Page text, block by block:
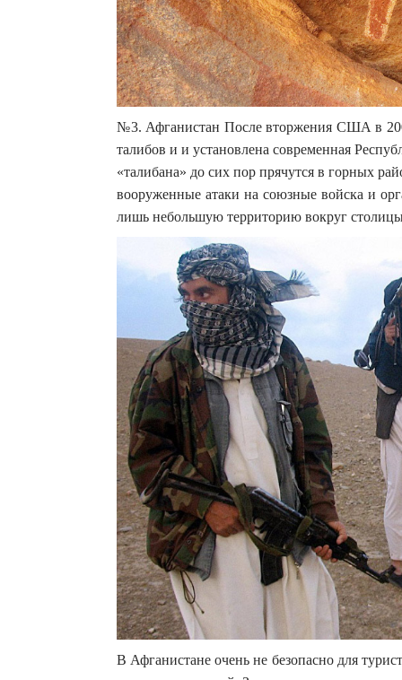
№3. Афганистан После вторжения США в
талибов и и установлена современная
«талибана» до сих пор прячутся в горных
вооруженные атаки на союзные войска и
лишь небольшую территорию вокруг
В Афганистане очень не безопасно для